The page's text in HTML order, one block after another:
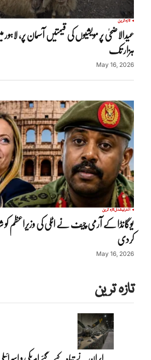
تازہ ترین
ہزار تک
May 16, 2026
انٹرنیشنلتازہ ترین
یوگانڈا کے آرمی چیف نے اٹلی کی وزیراعظم
کردی
May 16, 2026
تازہ ترین